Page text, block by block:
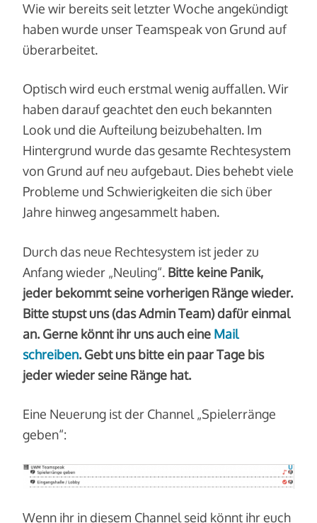
Wie wir bereits seit letzter Woche angekündigt
haben wurde unser Teamspeak von Grund auf
überarbeitet.
Optisch wird euch erstmal wenig auffallen. Wir
haben darauf geachtet den euch bekannten
Look und die Aufteilung beizubehalten. Im
Hintergrund wurde das gesamte Rechtesystem
von Grund auf neu aufgebaut. Dies behebt viele
Probleme und Schwierigkeiten die sich über
Jahre hinweg angesammelt haben.
Durch das neue Rechtesystem ist jeder zu
Anfang wieder „Neuling“. Bitte keine Panik,
jeder bekommt seine vorherigen Ränge wieder.
Bitte stupst uns (das Admin Team) dafür einmal
an. Gerne könnt ihr uns auch eine Mail
schreiben. Gebt uns bitte ein paar Tage bis
jeder wieder seine Ränge hat.
Eine Neuerung ist der Channel „Spielerränge
geben“:
Wenn ihr in diesem Channel seid könnt ihr euch